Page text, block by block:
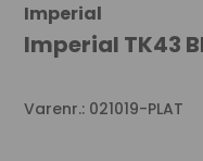
Imperial
Imperial TK43
Varenr.: 021019-PLAT